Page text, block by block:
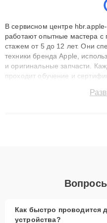
В сервисном центре
работают опытные мастера
стажем от 5 до 12 лет. Они
техники бренда Apple,
и оригинальные запчасти.
проходит обучение и
сохранением гарантии до 3
Как быстро проводится
устройства?